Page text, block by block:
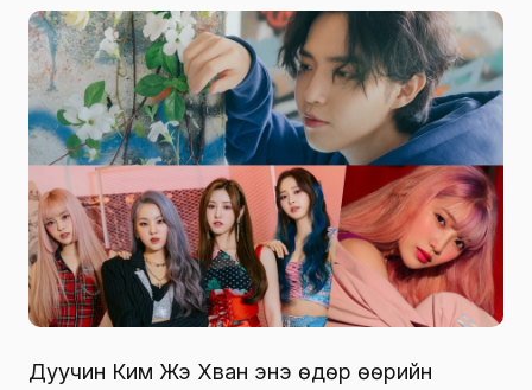
Дуучин Ким Жэ Хван энэ өдөр өөрийн